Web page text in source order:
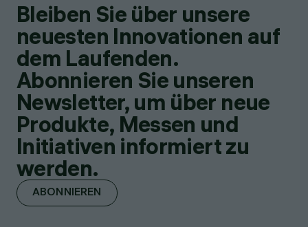
Bleiben Sie über unsere
neuesten Innovationen auf
dem Laufenden.
Abonnieren Sie unseren
Newsletter, um über neue
Produkte, Messen und
Initiativen informiert zu
werden.
ABONNIEREN